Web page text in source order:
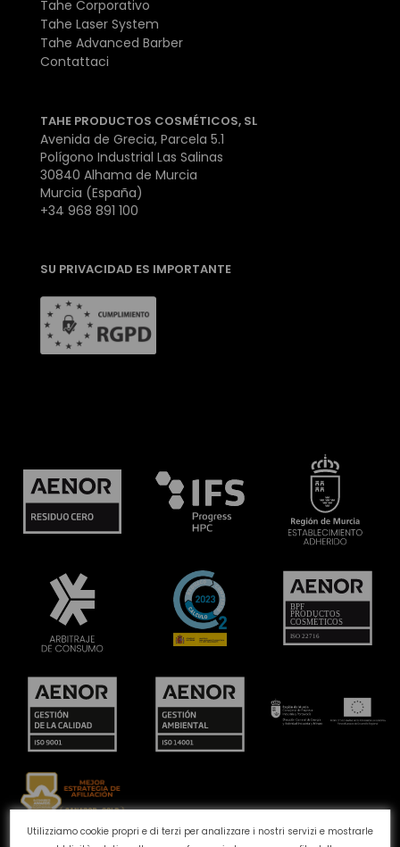
Utilizziamo cookie propri e di terzi per analizzare i nostri servizi e mostrarle
Tahe Corporativo
Tahe Laser System
Tahe Advanced Barber
Contattaci
TAHE PRODUCTOS COSMÉTICOS, SL
Avenida de Grecia, Parcela 5.1
Polígono Industrial Las Salinas
30840 Alhama de Murcia
Murcia (España)
+34 968 891 100
SU PRIVACIDAD ES IMPORTANTE